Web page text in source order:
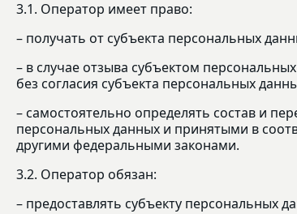
3.1. Оператор имеет право:
– получать от субъекта персональных
– в случае отзыва субъектом
без согласия субъекта персональных
– самостоятельно определять состав и
персональных данных и принятыми в
другими федеральными законами.
3.2. Оператор обязан:
– предоставлять субъекту